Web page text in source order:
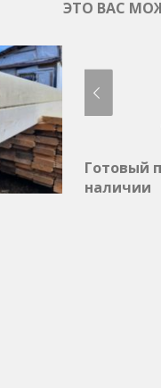
ЭТО ВАС
Готовый
наличии